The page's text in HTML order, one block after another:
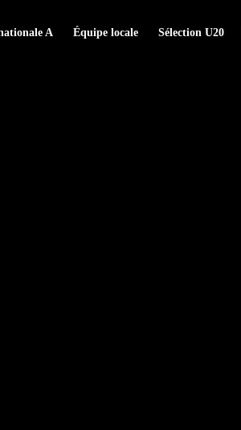
A Équipe locale Sélection U20